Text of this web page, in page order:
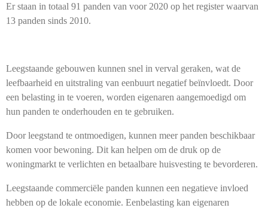
Er staan in totaal 91 panden van voor 2020 op het register waarvan
13 panden sinds 2010.
Leegstaande gebouwen kunnen snel in verval geraken, wat de
leefbaarheid en uitstraling van eenbuurt negatief beïnvloedt. Door
een belasting in te voeren, worden eigenaren aangemoedigd om
hun panden te onderhouden en te gebruiken.
Door leegstand te ontmoedigen, kunnen meer panden beschikbaar
komen voor bewoning. Dit kan helpen om de druk op de
woningmarkt te verlichten en betaalbare huisvesting te bevorderen.
Leegstaande commerciële panden kunnen een negatieve invloed
hebben op de lokale economie. Eenbelasting kan eigenaren